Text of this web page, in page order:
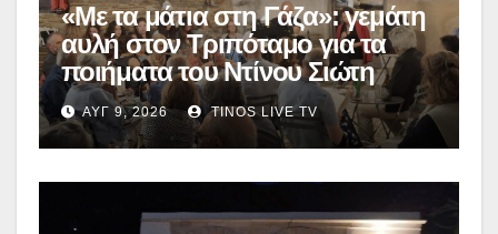
«Με τα μάτια στη Γάζα»: γεμάτη
αυλή στον Τριπόταμο για τα
ποιήματα του Ντίνου Σιώτη
ΑΥΓ 9, 2026 TINOS LIVE TV